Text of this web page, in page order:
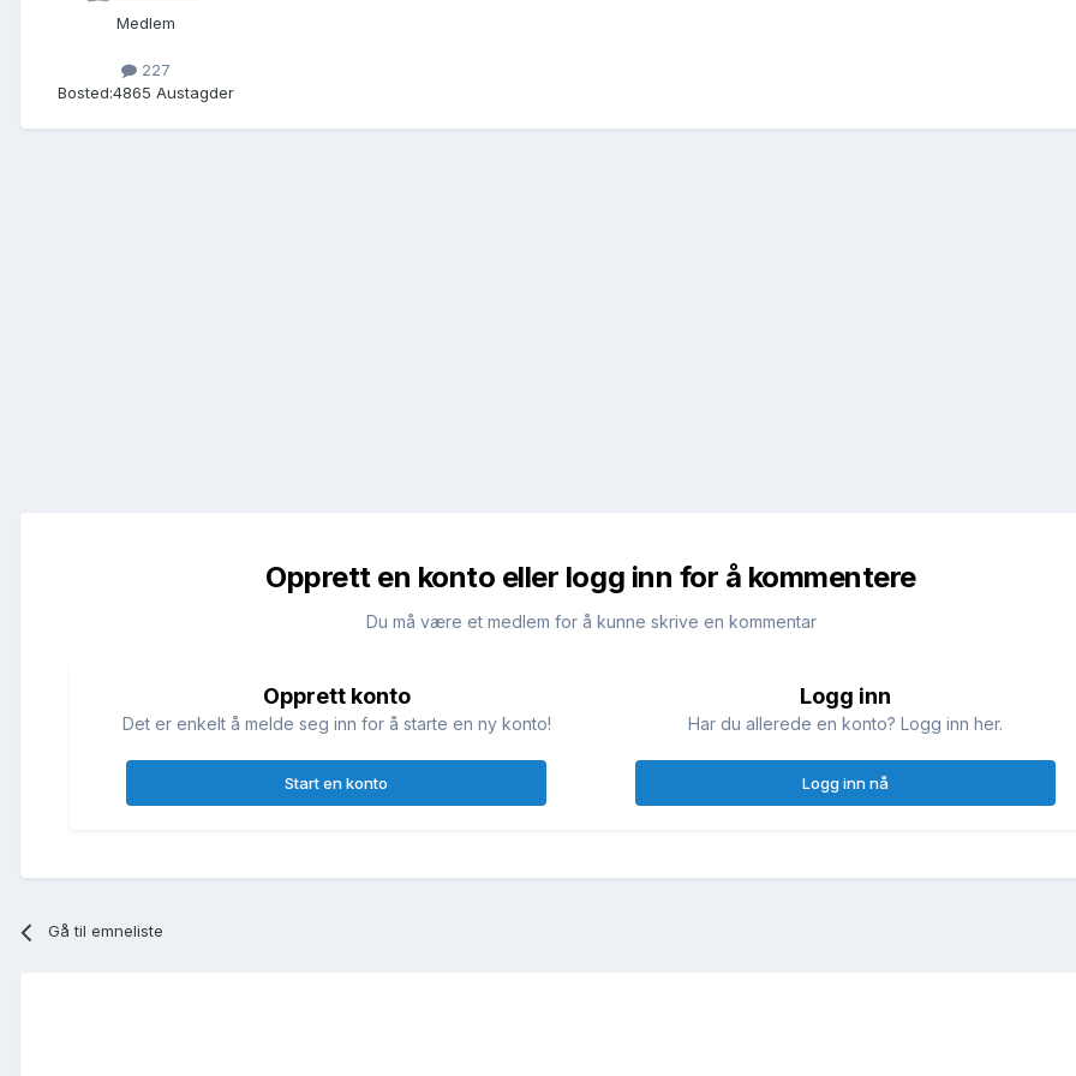
Medlem
227
Bosted:4865 Austagder
Opprett en konto eller logg inn for å kommentere
Du må være et medlem for å kunne skrive en kommentar
Opprett konto
Det er enkelt å melde seg inn for å starte en ny konto!
Start en konto
Logg inn
Har du allerede en konto? Logg inn her.
Logg inn nå
Gå til emneliste